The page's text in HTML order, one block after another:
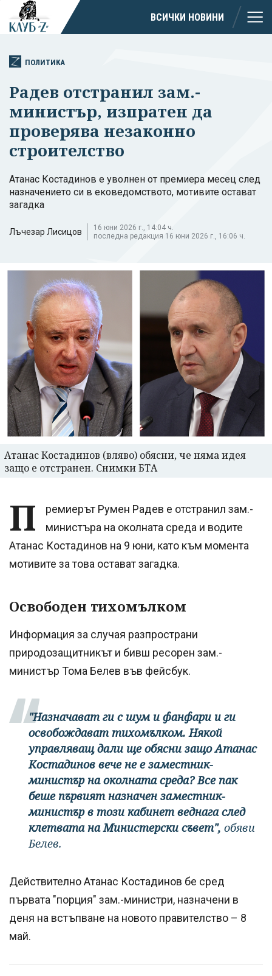
ВСИЧКИ НОВИНИ
ПОЛИТИКА
Радев отстранил зам.-
министър, изпратен да
проверява незаконно
строителство
Атанас Костадинов е уволнен от премиера месец след
назначението си в ековедомството, мотивите остават
загадка
Лъчезар Лисицов
16 юни 2026 г., 14:04 ч.
последна редакция 16 юни 2026 г., 16:06 ч.
Атанас Костадинов (вляво) обясни, че няма идея
защо е отстранен. Снимки БТА
П
ремиерът Румен Радев е отстранил зам.-
министъра на околната среда и водите
Атанас Костадинов на 9 юни, като към момента
мотивите за това остават загадка.
Освободен тихомълком
Информация за случая разпространи
природозащитникът и бивш ресорен зам.-
министър Тома Белев във фейсбук.
"Назначават ги с шум и фанфари и ги
освобождават тихомълком. Някой
управляващ дали ще обясни защо Атанас
Костадинов вече не е заместник-
министър на околната среда? Все пак
беше първият назначен заместник-
министър в този кабинет веднага след
клетвата на Министерски съвет", обяви
Белев.
Действително Атанас Костадинов бе сред
първата "порция" зам.-министри, назначени в
деня на встъпване на новото правителство – 8
май.